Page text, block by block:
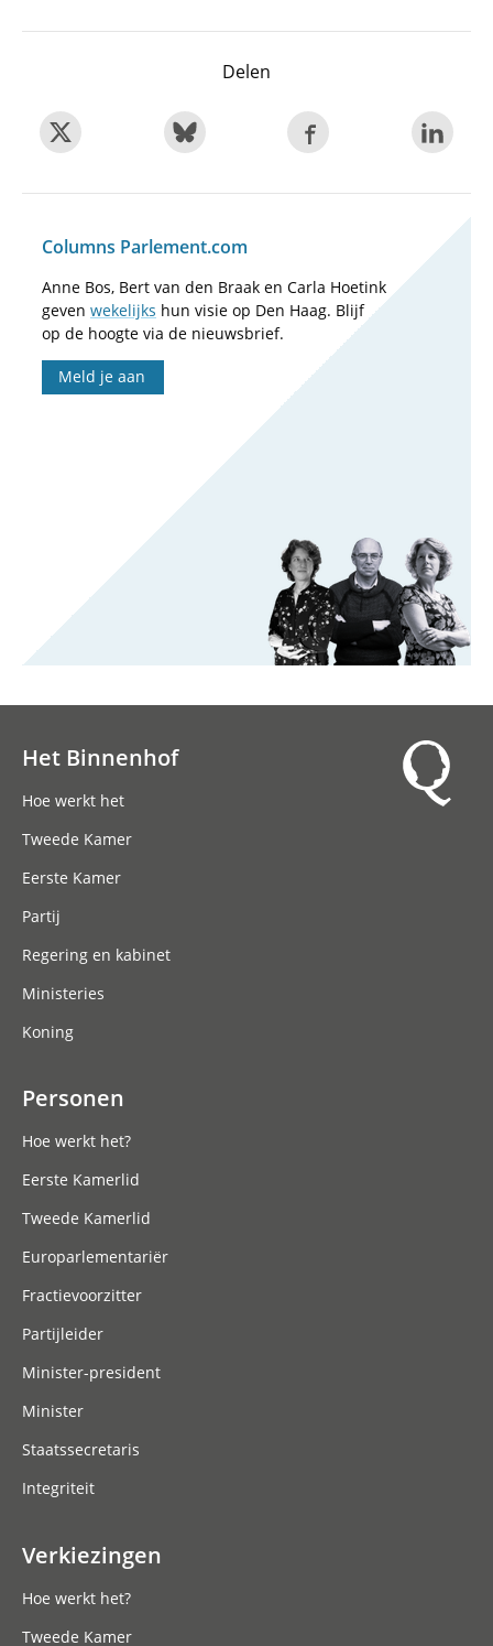
Delen
Columns Parlement.com
Anne Bos, Bert van den Braak en Carla Hoetink
geven wekelijks hun visie op Den Haag. Blijf
op de hoogte via de nieuwsbrief.
Meld je aan
Het Binnenhof
Hoe werkt het
Tweede Kamer
Eerste Kamer
Partij
Regering en kabinet
Ministeries
Koning
Personen
Hoe werkt het?
Eerste Kamerlid
Tweede Kamerlid
Europarlementariër
Fractievoorzitter
Partijleider
Minister-president
Minister
Staatssecretaris
Integriteit
Verkiezingen
Hoe werkt het?
Tweede Kamer